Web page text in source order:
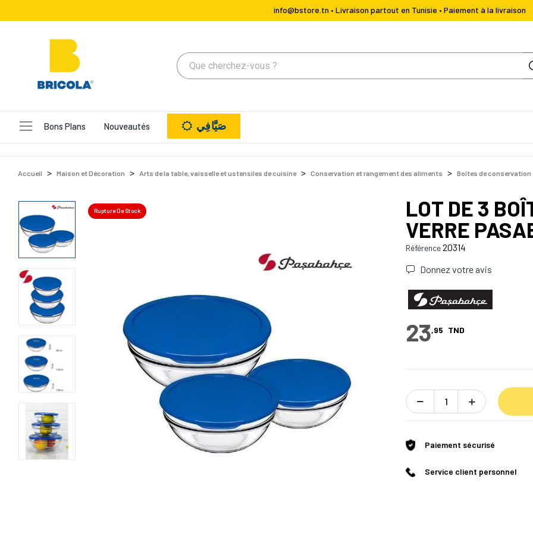
info@bstore.tn • Livraison partout en Tunisie • Paiement à la livraison
Bons Plans Nouveautés صَيَّافِي
Accueil Maison et Décoration Arts de la table, vaisselle et ustensiles de cuisine Conservation et rangement des aliments Boîtes de conservation
Rupture De Stock
LOT DE 3
VERRE
Référence20314
Donnez votre avis
23,95 TND
Paiement sécurisé
Service client personnel